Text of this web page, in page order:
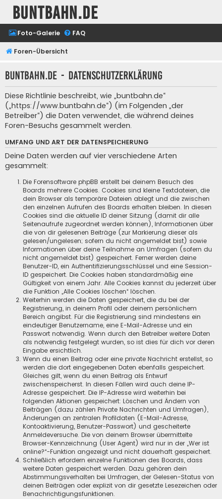
buntbahn.de
Foto-Galerie FAQ
Foren-Übersicht
buntbahn.de - Datenschutzerklärung
Diese Richtlinie beschreibt, wie „buntbahn.de“
(„https://www.buntbahn.de“) (im Folgenden „der
Betreiber“) die Daten verwendet, die während deines
Foren-Besuchs gesammelt werden.
UMFANG UND ART DER DATENSPEICHERUNG
Deine Daten werden auf vier verschiedene Arten
gesammelt:
Die Forensoftware phpBB erstellt bei deinem Besuch des
Boards mehrere Cookies. Cookies sind kleine Textdateien, die
dein Browser als temporäre Dateien ablegt und die zwischen
den einzelnen Aufrufen des Boards erhalten bleiben. In diesen
Cookies sind die aktuelle ID deiner Sitzung (damit dir alle
Seitenaufrufe zugeordnet werden können), Informationen über
die von dir gelesenen Beiträge (zur Markierung dieser als
gelesen/ungelesen; sofern du nicht angemeldet bist) sowie
Informationen über deine Teilnahme an Umfragen (sofern du
nicht angemeldet bist) gespeichert. Ferner werden deine
Benutzer-ID, ein Authentifizierungsschlüssel und eine Session-
ID gespeichert. Die Cookies haben standardmäßig eine
Gültigkeit von einem Jahr. Alle Cookies kannst du jederzeit über
die Funktion „Alle Cookies löschen“ löschen.
Weiterhin werden die Daten gespeichert, die du bei der
Registrierung, in deinem Profil oder deinem persönlichem
Bereich angibst. Für die Registrierung sind mindestens ein
eindeutiger Benutzername, eine E-Mail-Adresse und ein
Passwort notwendig. Wenn durch den Betreiber weitere Daten
als notwendig festgelegt wurden, so ist dies für dich vor deren
Eingabe ersichtlich.
Wenn du einen Beitrag oder eine private Nachricht erstellst, so
werden die dort eingegebenen Daten ebenfalls gespeichert.
Gleiches gilt, wenn du einen Beitrag als Entwurf
zwischenspeicherst. In diesen Fällen wird auch deine IP-
Adresse gespeichert. Die IP-Adresse wird weiterhin bei
folgenden Aktionen gespeichert: Löschen und Ändern von
Beiträgen (dazu zählen Private Nachrichten und Umfragen),
Änderungen an zentralen Profildaten (E-Mail-Adresse,
Kontoaktivierung, Benutzer-Passwort) und gescheiterte
Anmeldeversuche. Die von deinem Browser übermittelte
Browser-Kennzeichnung (User Agent) wird nur in der „Wer ist
online?“-Funktion angezeigt und nicht dauerhaft gespeichert.
Schließlich erfordern einzelne Funktionen des Boards, dass
weitere Daten gespeichert werden. Dazu gehören dein
Abstimmungsverhalten bei Umfragen, der Gelesen-Status von
deinen Beiträgen oder explizit von dir gesetzte Lesezeichen oder
Benachrichtigungsfunktionen.